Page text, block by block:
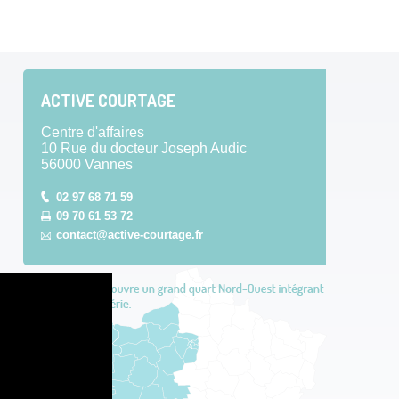
ACTIVE COURTAGE
Centre d'affaires
10 Rue du docteur Joseph Audic
56000 Vannes
02 97 68 71 59
09 70 61 53 72
contact@active-courtage.fr